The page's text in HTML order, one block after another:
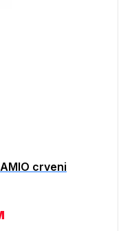
crveni